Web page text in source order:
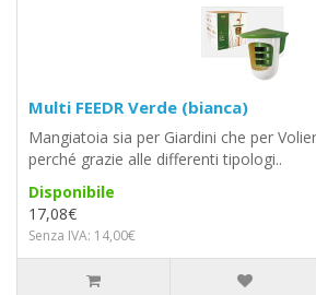
Multi FEEDR Verde (bianca)
Mangiatoia sia per Giardini che per
perché grazie alle differenti tipologi..
Disponibile
17,08€
Senza IVA: 14,00€